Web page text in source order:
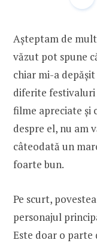
Așteptam de
văzut pot spune
chiar mi-a
diferite
filme apreciate și
despre el, nu am
câteodată un
foarte bun.
Pe scurt,
personajul
Este doar o parte